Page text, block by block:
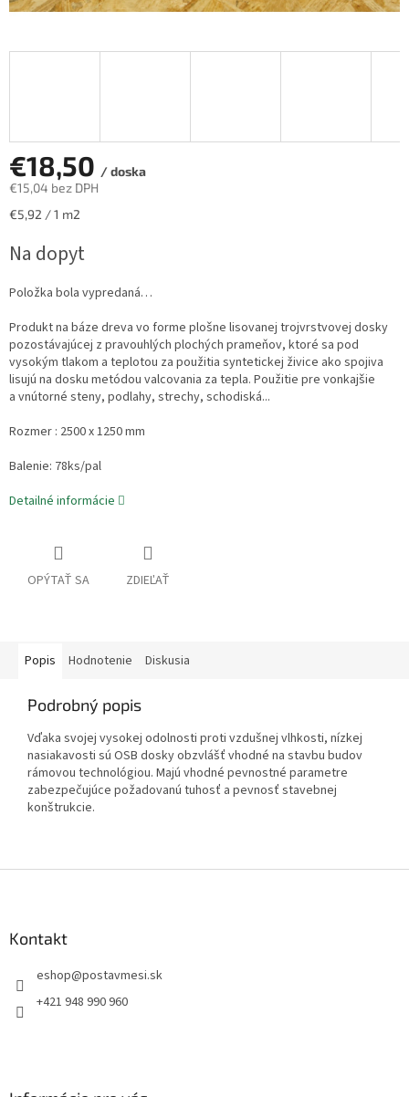
€18,50 / doska
€15,04 bez DPH
Jednotková
€5,92 / 1 m2
Na dopyt
Položka bola vypredaná…
Produkt na báze dreva vo forme plošne lisovanej trojvrstvovej dosky
pozostávajúcej z pravouhlých plochých prameňov, ktoré sa pod
vysokým tlakom a teplotou za použitia syntetickej živice ako spojiva
lisujú na dosku metódou valcovania za tepla. Použitie pre vonkajšie
a vnútorné steny, podlahy, strechy, schodiská...
Rozmer : 2500 x 1250 mm
Balenie: 78ks/pal
Detailné informácie
OPÝTAŤ SA ZDIEĽAŤ
Popis Hodnotenie Diskusia
Podrobný popis
Vďaka svojej vysokej odolnosti proti vzdušnej vlhkosti, nízkej
nasiakavosti sú OSB dosky obzvlášť vhodné na stavbu budov
rámovou technológiou. Majú vhodné pevnostné parametre
zabezpečujúce požadovanú tuhosť a pevnosť stavebnej
konštrukcie.
Kontakt
eshop@postavmesi.sk
+421 948 990 960